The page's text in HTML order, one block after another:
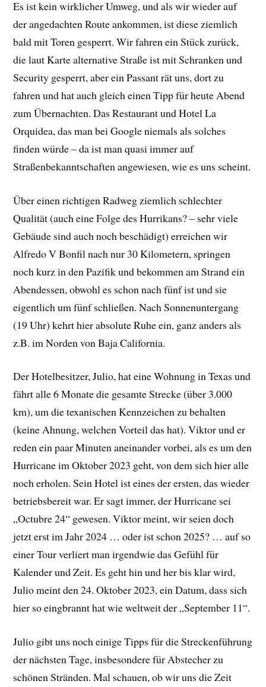
Es ist kein wirklicher Umweg, und als wir wieder auf
der angedachten Route ankommen, ist diese ziemlich
bald mit Toren gesperrt. Wir fahren ein Stück zurück,
die laut Karte alternative Straße ist mit Schranken und
Security gesperrt, aber ein Passant rät uns, dort zu
fahren und hat auch gleich einen Tipp für heute Abend
zum Übernachten. Das Restaurant und Hotel La
Orquidea, das man bei Google niemals als solches
finden würde – da ist man quasi immer auf
Straßenbekanntschaften angewiesen, wie es uns scheint.
Über einen richtigen Radweg ziemlich schlechter
Qualität (auch eine Folge des Hurrikans? – sehr viele
Gebäude sind auch noch beschädigt) erreichen wir
Alfredo V Bonfil nach nur 30 Kilometern, springen
noch kurz in den Pazifik und bekommen am Strand ein
Abendessen, obwohl es schon nach fünf ist und sie
eigentlich um fünf schließen. Nach Sonnenuntergang
(19 Uhr) kehrt hier absolute Ruhe ein, ganz anders als
z.B. im Norden von Baja California.
Der Hotelbesitzer, Julio, hat eine Wohnung in Texas und
fährt alle 6 Monate die gesamte Strecke (über 3.000
km), um die texanischen Kennzeichen zu behalten
(keine Ahnung, welchen Vorteil das hat). Viktor und er
reden ein paar Minuten aneinander vorbei, als es um den
Hurricane im Oktober 2023 geht, von dem sich hier alle
noch erholen. Sein Hotel ist eines der ersten, das wieder
betriebsbereit war. Er sagt immer, der Hurricane sei
„Octubre 24“ gewesen. Viktor meint, wir seien doch
jetzt erst im Jahr 2024 … oder ist schon 2025? … auf so
einer Tour verliert man irgendwie das Gefühl für
Kalender und Zeit. Es geht hin und her bis klar wird,
Julio meint den 24. Oktober 2023, ein Datum, dass sich
hier so eingbrannt hat wie weltweit der „September 11“.
Julio gibt uns noch einige Tipps für die Streckenführung
der nächsten Tage, insbesondere für Abstecher zu
schönen Stränden. Mal schauen, ob wir uns die Zeit